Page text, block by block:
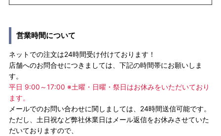
営業時間について
ネットでの注文は24時間受け付けております！
店舗へのお問合せにつきましては、下記の時間帯にお願いしま
す。
平日 9:00～17:00 ※土曜・日曜・祭日はお休みをいただいており
ます。
メールでのお問い合わせに関しましては、24時間送信可能です。
ただし、土日祝など弊社休業日はメール返信をお休みさせていた
だいておりますので、